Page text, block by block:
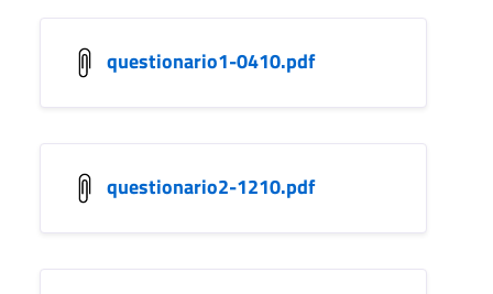
questionario1-0410.pdf
questionario2-1210.pdf